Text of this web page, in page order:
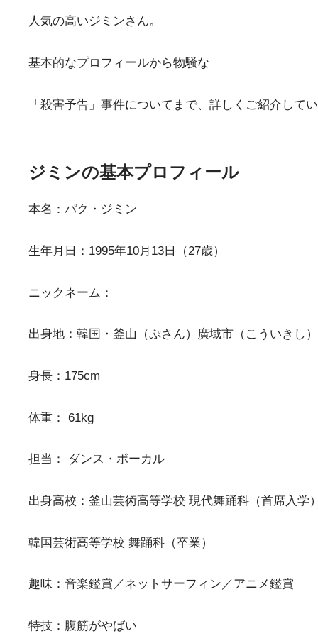
人気の高いジミンさん。
基本的なプロフィールから物騒な
「殺害予告」事件についてまで、詳しくご紹介して
ジミンの基本プロフィール
本名：パク・ジミン
生年月日：1995年10月13日（27歳）
ニックネーム：
出身地：韓国・釜山（ぷさん）廣域市（こういきし）
身長：175cm
体重： 61kg
担当： ダンス・ボーカル
出身高校：釜山芸術高等学校 現代舞踊科（首席入学
韓国芸術高等学校 舞踊科（卒業）
趣味：音楽鑑賞／ネットサーフィン／アニメ鑑賞
特技：腹筋がやばい